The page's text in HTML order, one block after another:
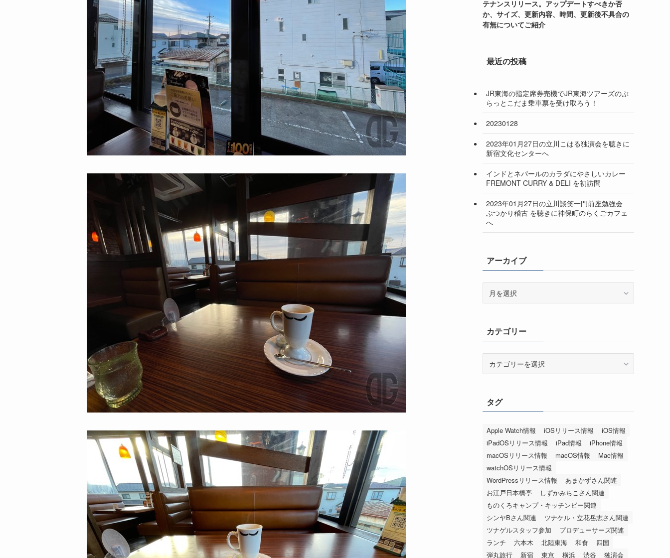
テナンスリリース。アップデートすべきか否
か、サイズ、更新内容、時間、更新後不具合の
有無についてご紹介
最近の投稿
JR東海の指定席券売機でJR東海ツアーズのぷ
らっとこだま乗車票を受け取ろう！
20230128
2023年01月27日の立川こはる独演会を聴きに
新宿文化センターへ
インドとネパールのカラダにやさしいカレー
FREMONT CURRY & DELI を初訪問
2023年01月27日の立川談笑一門前座勉強会
ぶつかり稽古 を聴きに神保町のらくごカフェ
へ
アーカイブ
ブカテゴリー
ータグ
Apple Watch情報 iOSリリース情報
iOS情報
iPadOSリリース情報
iPad情報
iPhone情報
macOSリリース情報
macOS情報
Mac情報
watchOSリリース情報
WordPressリリース情報
あまかずさん関連
お江戸日本橋亭
しずかみちこさん関連
ものくろキャンプ・キッチンビー関連
シンヤBさん関連
ツナケル・立花岳志さん関連
ツナゲルスタッフ参加
プロデューサーズ関連
ランチ
六本木 北陸東海 和食
四国
弾丸旅行
新宿 東京 横浜 渋谷 独演会